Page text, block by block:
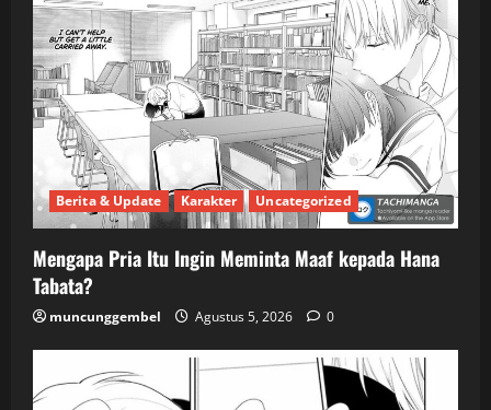
Berita & Update Karakter Uncategorized
Mengapa Pria Itu Ingin Meminta Maaf kepada Hana
Tabata?
muncunggembel Agustus 5, 2026 0